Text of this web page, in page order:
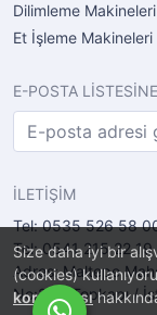
Size daha iyi bir
(cookies)
korunması
Dilimleme Makineleri
Et İşleme Makineleri
E-POSTA
İLETİŞİM
Tel: 0535 526 58
Tel: 0541 215 22 19
Adres: Maltepe
No:2/11 Topkapı /